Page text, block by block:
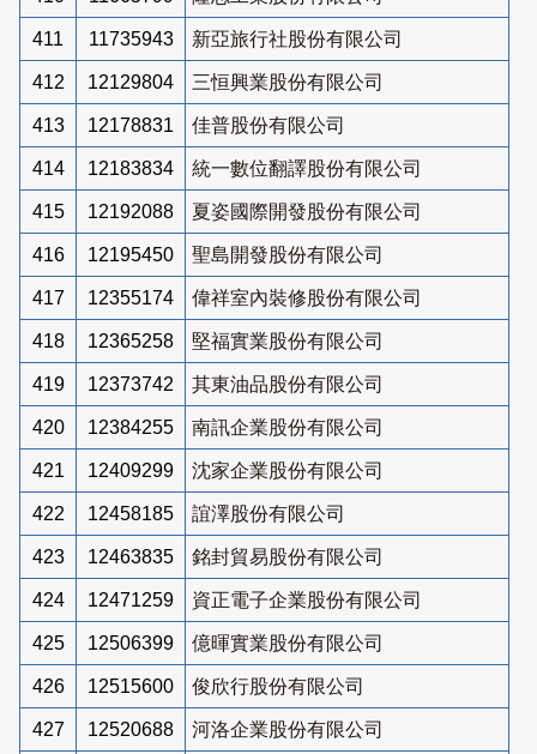
411 11735943 新亞旅行社股份有限公司
412 12129804 三恒興業股份有限公司
413 12178831 佳普股份有限公司
414 12183834 統一數位翻譯股份有限公司
415 12192088 夏姿國際開發股份有限公司
416 12195450 聖島開發股份有限公司
417 12355174 偉祥室內裝修股份有限公司
418 12365258 堅福實業股份有限公司
419 12373742 其東油品股份有限公司
420 12384255 南訊企業股份有限公司
421 12409299 沈家企業股份有限公司
422 12458185 誼澤股份有限公司
423 12463835 銘封貿易股份有限公司
424 12471259 資正電子企業股份有限公司
425 12506399 億暉實業股份有限公司
426 12515600 俊欣行股份有限公司
427 12520688 河洛企業股份有限公司